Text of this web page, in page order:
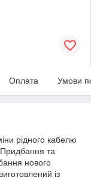
Оплата Умови
рідного кабелю
та
нового
із